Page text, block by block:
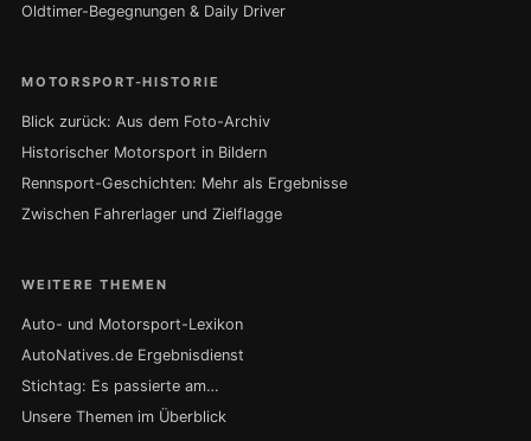
Oldtimer-Begegnungen & Daily Driver
MOTORSPORT-HISTORIE
Blick zurück: Aus dem Foto-Archiv
Historischer Motorsport in Bildern
Rennsport-Geschichten: Mehr als Ergebnisse
Zwischen Fahrerlager und Zielflagge
WEITERE THEMEN
Auto- und Motorsport-Lexikon
AutoNatives.de Ergebnisdienst
Stichtag: Es passierte am…
Unsere Themen im Überblick